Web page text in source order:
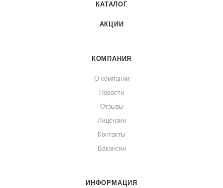
КАТАЛОГ
АКЦИИ
КОМПАНИЯ
О компании
Новости
Отзывы
Лицензии
Контакты
Вакансии
ИНФОРМАЦИЯ